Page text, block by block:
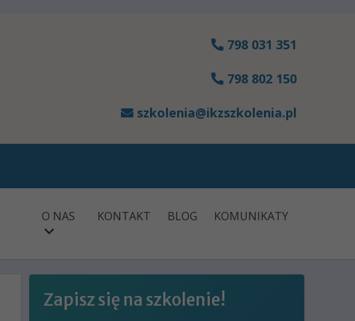
798 031 351
798 802 150
szkolenia@ikzszkolenia.pl
O NAS KONTAKT BLOG KOMUNIKATY
Zapisz się na szkolenie!